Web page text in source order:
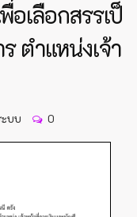
เลือกสรรเป็
ตำแหน่งเจ้า
บบ 0